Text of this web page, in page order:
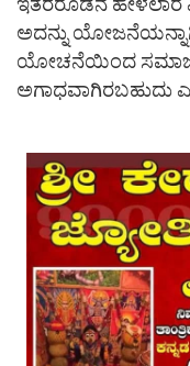
ಅದನ್ನು
ಯೋಚನೆಯಿಂದ
ಅಗಾಧವಾಗಿರಬಹುದು